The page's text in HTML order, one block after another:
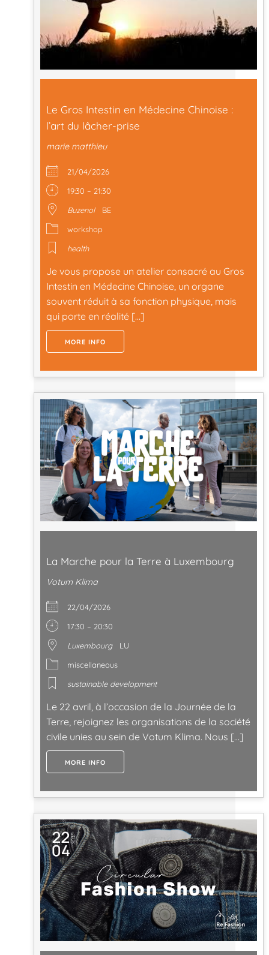
Le Gros Intestin en Médecine Chinoise :
l’art du lâcher-prise
marie matthieu
21/04/2026
19:30 – 21:30
Buzenol
BE
workshop
health
Je vous propose un atelier consacré au Gros
Intestin en Médecine Chinoise, un organe
souvent réduit à sa fonction physique, mais
qui porte en réalité […]
MORE INFO
La Marche pour la Terre à Luxembourg
Votum Klima
22/04/2026
17:30 – 20:30
Luxembourg
LU
miscellaneous
sustainable development
Le 22 avril, à l’occasion de la Journée de la
Terre, rejoignez les organisations de la société
civile unies au sein de Votum Klima. Nous […]
MORE INFO